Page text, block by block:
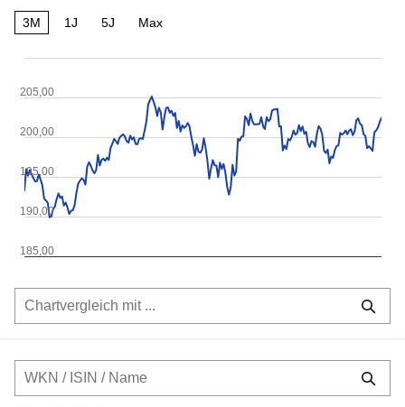
3M 1J 5J Max
185,00
190,00
195,00
200,00
205,00